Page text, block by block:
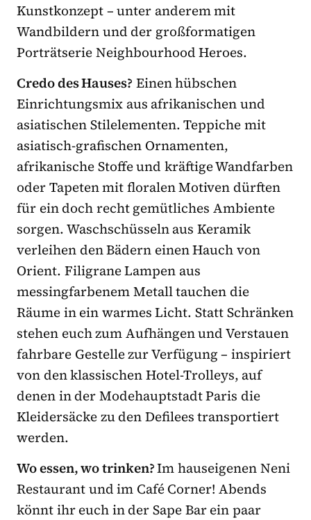
Kunstkonzept – unter anderem mit
Wandbildern und der großformatigen
Porträtserie Neighbourhood Heroes.
Credo des Hauses? Einen hübschen
Einrichtungsmix aus afrikanischen und
asiatischen Stilelementen. Teppiche mit
asiatisch-grafischen Ornamenten,
afrikanische Stoffe und kräftige Wandfarben
oder Tapeten mit floralen Motiven dürften
für ein doch recht gemütliches Ambiente
sorgen. Waschschüsseln aus Keramik
verleihen den Bädern einen Hauch von
Orient. Filigrane Lampen aus
messingfarbenem Metall tauchen die
Räume in ein warmes Licht. Statt Schränken
stehen euch zum Aufhängen und Verstauen
fahrbare Gestelle zur Verfügung – inspiriert
von den klassischen Hotel-Trolleys, auf
denen in der Modehauptstadt Paris die
Kleidersäcke zu den Defilees transportiert
werden.
Wo essen, wo trinken?Im hauseigenen Neni
Restaurant und im Café Corner! Abends
könnt ihr euch in der Sape Bar ein paar